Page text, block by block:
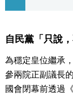
文化
科學技術
自民黨「只說，
為穩定皇位繼承
參兩院正副議長
國會閉幕前透過